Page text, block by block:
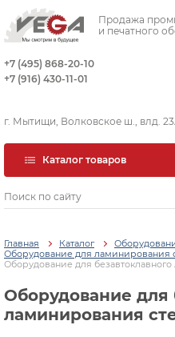
Продажа
и печатного
+7 (495) 868-20-10
+7 (916) 430-11-01
г. Мытищи, Волковское ш., влд.
Каталог товаров
Главная Каталог
Оборудование для ламинирования
Оборудование для
Оборудование для
ламинирования